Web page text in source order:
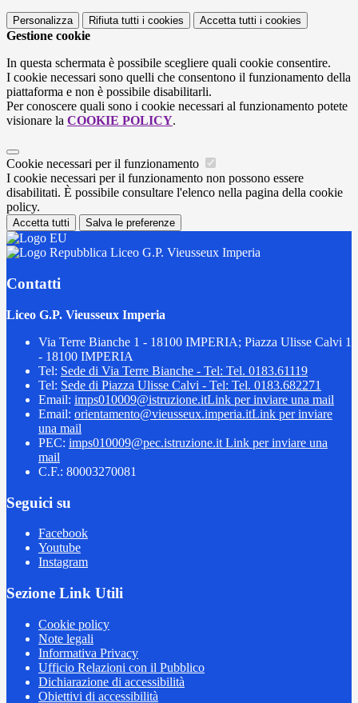
Personalizza Rifiuta tutti i cookies Accetta tutti i cookies
Gestione cookie
In questa schermata è possibile scegliere quali cookie consentire.
I cookie necessari sono quelli che consentono il funzionamento della
piattaforma e non è possibile disabilitarli.
Per conoscere quali sono i cookie necessari al funzionamento potete
visionare la COOKIE POLICY.
Cookie necessari per il funzionamento
I cookie necessari per il funzionamento non possono essere
disabilitati. È possibile consultare l'elenco nella pagina della cookie
policy.
Accetta tutti Salva le preferenze
Liceo G.P. Vieusseux Imperia
Contatti
Liceo G.P. Vieusseux Imperia
Via Terre Bianche 1 - 18100 IMPERIA; Piazza Ulisse Calvi 1
- 18100 IMPERIA
Tel: Sede di Via Terre Bianche - Tel: Tel. 0183.61119
Tel: Sede di Piazza Ulisse Calvi - Tel: Tel. 0183.682271
Email: imps010009@istruzione.itLink per inviare una mail
Email: orientamento@vieusseux.imperia.itLink per inviare
una mail
PEC: imps010009@pec.istruzione.it Link per inviare una
mail
C.F.: 80003270081
Seguici su
Facebook
Youtube
Instagram
Sezione Link Utili
Cookie policy
Note legali
Informativa Privacy
Ufficio Relazioni con il Pubblico
Dichiarazione di accessibilità
Obiettivi di accessibilità